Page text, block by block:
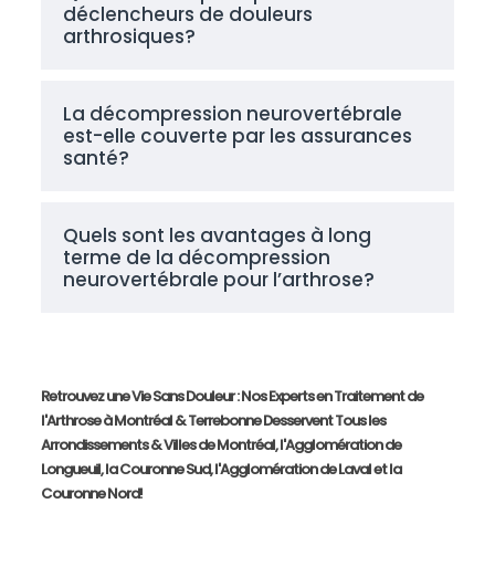
déclencheurs de douleurs
arthrosiques?
La décompression neurovertébrale
est-elle couverte par les assurances
santé?
Quels sont les avantages à long
terme de la décompression
neurovertébrale pour l’arthrose?
Retrouvez une Vie Sans Douleur : Nos Experts en Traitement de
l'Arthrose à Montréal & Terrebonne Desservent Tous les
Arrondissements & Villes de Montréal, l'Agglomération de
Longueuil, la Couronne Sud, l'Agglomération de Laval et la
Couronne Nord!